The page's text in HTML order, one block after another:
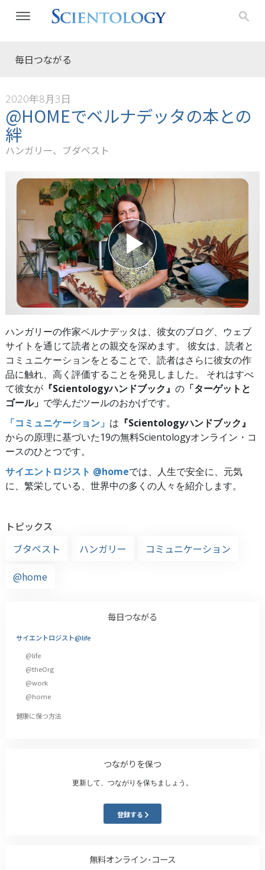
毎日つながる
2020年8月3日
@HOMEでベルナデッタの本との
絆
ハンガリー、ブダペスト
ハンガリーの作家ベルナデッタは、彼女のブログ、ウェブ
サイトを通じて読者との親交を深めます。 彼女は、読者と
コミュニケーションをとることで、読者はさらに彼女の作
品に触れ、高く評価することを発見しました。 それはすべ
て彼女が 『Scientologyハンドブック』 の 「ターゲットと
ゴール」 で学んだツールのおかげです。
「コミュニケーション」 は 『Scientologyハンドブック』
からの原理に基づいた19の無料Scientologyオンライン・コ
ースのひとつです。
サイエントロジスト @homeでは、人生で安全に、元気
に、繁栄している、世界中の多くの人々を紹介します。
トピックス
ブタペスト
ハンガリー
コミュニケーション
@home
毎日つながる
サイエントロジスト@life
@life
@theOrg
@work
@home
健康に保つ方法
つながりを保つ
更新して、つながりを保ちましょう。
登録する
無料オンライン･コース